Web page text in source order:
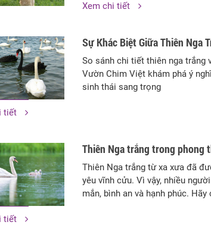
Xem chi tiết
Sự Khác Biệt Giữa Thiên Nga
So sánh chi tiết thiên nga trắng
Vườn Chim Việt khám phá ý
sinh thái sang trọng
tiết
Thiên Nga trắng trong phong
Thiên Nga trắng từ xa xưa đã
yêu vĩnh cửu. Vì vậy, nhiều
mắn, bình an và hạnh phúc. Hãy
tiết